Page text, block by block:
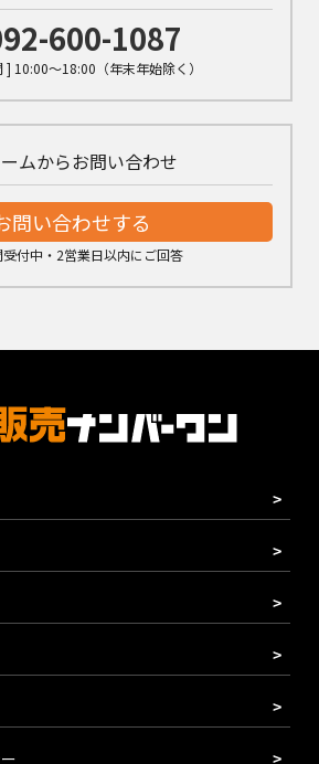
600-1087
] 10:00～18:00（年末年始除く）
ムからお問い合わせ
問い合わせする
付中・2営業日以内にご回答